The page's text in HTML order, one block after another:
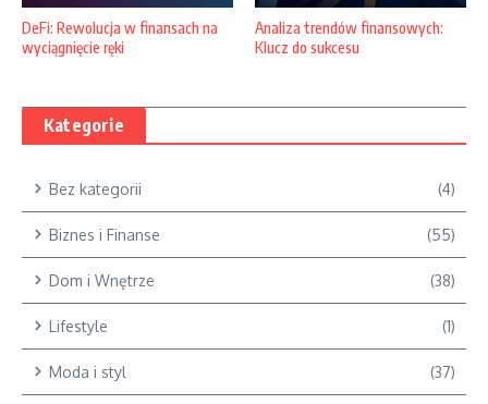
DeFi: Rewolucja w finansach na
wyciągnięcie ręki
Analiza trendów finansowych:
Klucz do sukcesu
Kategorie
Bez kategorii (4)
Biznes i Finanse (55)
Dom i Wnętrze (38)
Lifestyle (1)
Moda i styl (37)